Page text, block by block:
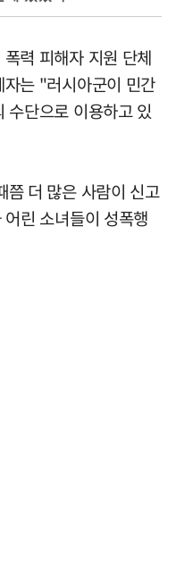
력 피해자 지원 단체
는 "러시아군이 민간
수단으로 이용하고 있
쯤 더 많은 사람이 신고
린 소녀들이 성폭행